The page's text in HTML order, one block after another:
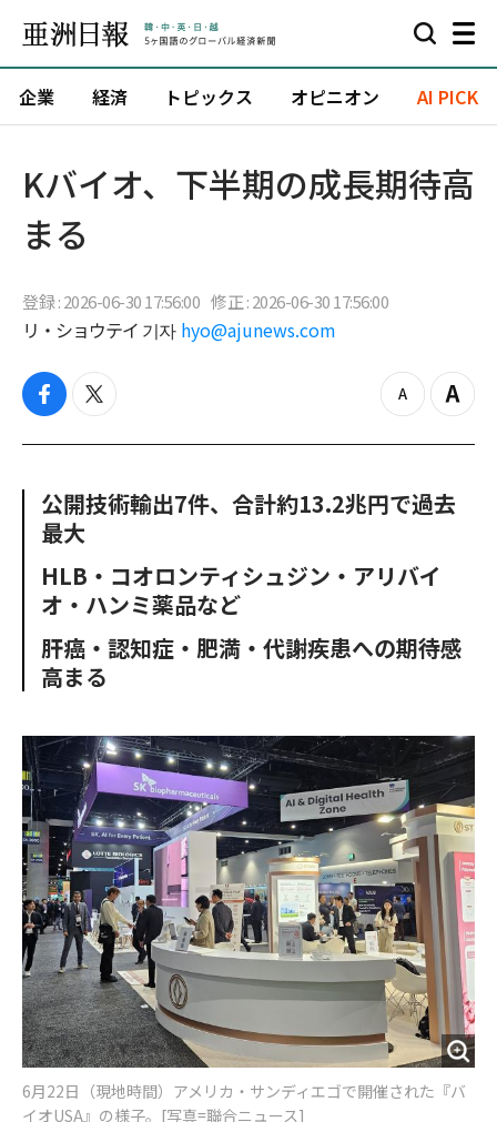
企業 経済 トピックス オピニオン AI PICK
Kバイオ、下半期の成長期待高
まる
登録 : 2026-06-30 17:56:00 修正 : 2026-06-30 17:56:00
リ・ショウテイ 기자 hyo@ajunews.com
f
c
o
o
k
t
i
e
z
o
u
Z
o
n
公開技術輸出7件、合計約13.2兆円で過去
最大
HLB・コオロンティシュジン・アリバイ
オ・ハンミ薬品など
肝癌・認知症・肥満・代謝疾患への期待感
高まる
6月22日（現地時間）アメリカ・サンディエゴで開催された『バ
イオUSA』の様子。[写真=聯合ニュース]